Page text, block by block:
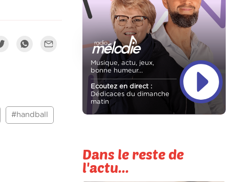
#handball
Musique, actu, jeux,
bonne humeur...
Ecoutez en direct :
Dédicaces du dimanche
matin
Dans le reste de
l'actu...